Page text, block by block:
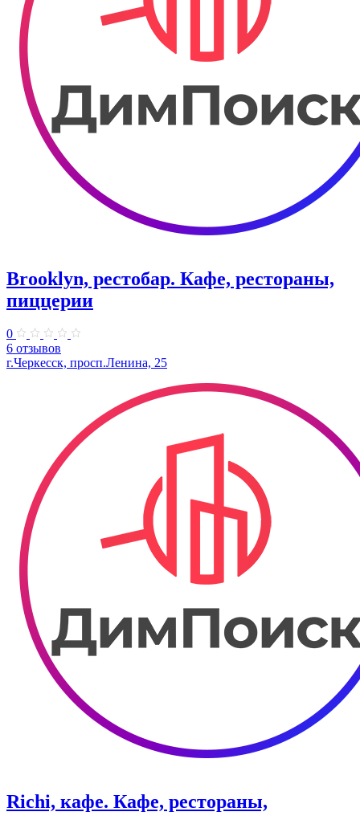
Brooklyn, рестобар. Кафе, рестораны,
пиццерии
0
6 отзывов
г.Черкесск, просп.Ленина, 25
Richi, кафе. Кафе, рестораны,